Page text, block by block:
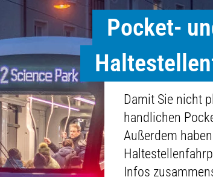
Pocket-
Damit Sie nicht
handlichen
Außerdem
Infos